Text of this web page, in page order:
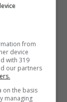
from
device
with 319
our partners
on the basis
managing